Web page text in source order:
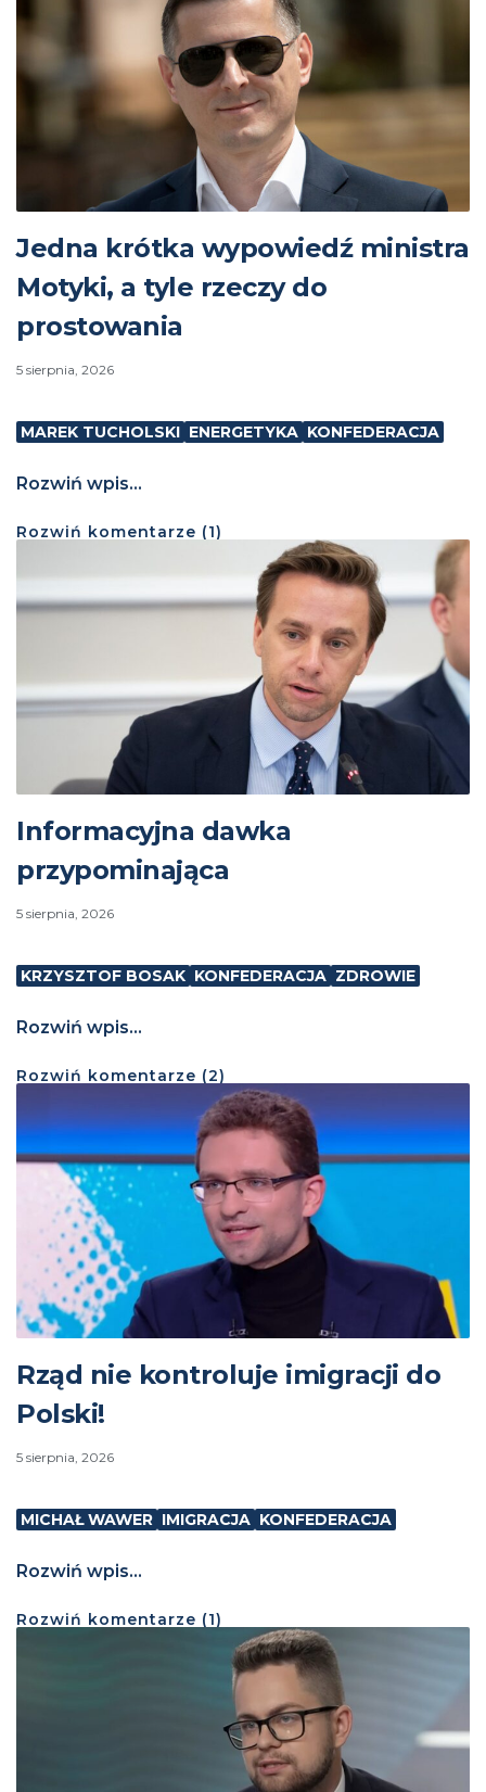
Jedna krótka wypowiedź ministra
Motyki, a tyle rzeczy do
prostowania
5 sierpnia, 2026
MAREK TUCHOLSKI ENERGETYKA KONFEDERACJA
Rozwiń wpis...
Rozwiń komentarze (1)
Informacyjna dawka
przypominająca
5 sierpnia, 2026
KRZYSZTOF BOSAK KONFEDERACJA ZDROWIE
Rozwiń wpis...
Rozwiń komentarze (2)
Rząd nie kontroluje imigracji do
Polski!
5 sierpnia, 2026
MICHAŁ WAWER IMIGRACJA KONFEDERACJA
Rozwiń wpis...
Rozwiń komentarze (1)